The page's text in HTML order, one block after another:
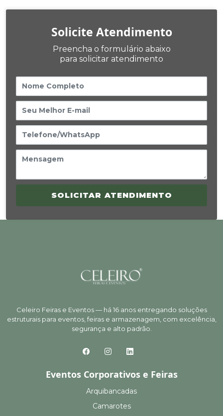
Solicite Atendimento
Preencha o formulário abaixo
para solicitar atendimento
SOLICITAR ATENDIMENTO
Celeiro Feiras e Eventos — há 16 anos entregando soluções
estruturais para eventos, feiras e armazenagem, com excelência,
segurança e alto padrão.
Eventos Corporativos e Feiras
Arquibancadas
Camarotes